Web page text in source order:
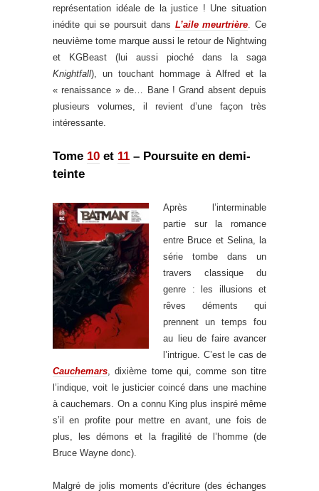
représentation idéale de la justice ! Une situation
inédite qui se poursuit dans L’aile meurtrière. Ce
neuvième tome marque aussi le retour de Nightwing
et KGBeast (lui aussi pioché dans la saga
Knightfall), un touchant hommage à Alfred et la
« renaissance » de… Bane ! Grand absent depuis
plusieurs volumes, il revient d’une façon très
intéressante.
Tome 10 et 11 – Poursuite en demi-
teinte
Après l’interminable
partie sur la romance
entre Bruce et Selina, la
série tombe dans un
travers classique du
genre : les illusions et
rêves déments qui
prennent un temps fou
au lieu de faire avancer
l’intrigue. C’est le cas de
Cauchemars, dixième tome qui, comme son titre
l’indique, voit le justicier coincé dans une machine
à cauchemars. On a connu King plus inspiré même
s’il en profite pour mettre en avant, une fois de
plus, les démons et la fragilité de l’homme (de
Bruce Wayne donc).
Malgré de jolis moments d’écriture (des échanges